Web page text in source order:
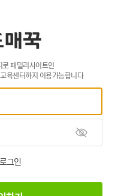
패밀리사이트인
육센터까지 이용가능합니다
그인